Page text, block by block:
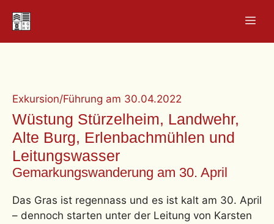
Inhalt
Exkursion/Führung am 30.04.2022
Wüstung Stürzelheim, Landwehr,
Alte Burg, Erlenbachmühlen und
Leitungswasser
Gemarkungswanderung am 30. April
Das Gras ist regennass und es ist kalt am 30. April
– dennoch starten unter der Leitung von Karsten